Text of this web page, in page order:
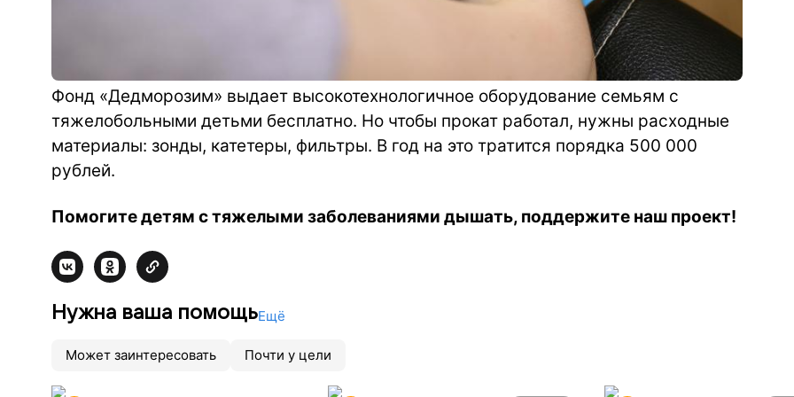
Фонд «Дедморозим» выдает высокотехнологичное оборудование семьям с
тяжелобольными детьми бесплатно. Но чтобы прокат работал, нужны расходные
материалы: зонды, катетеры, фильтры. В год на это тратится порядка 500 000
рублей.
Помогите детям с тяжелыми заболеваниями дышать, поддержите наш проект!
Нужна ваша помощьЕщё
Может заинтересовать Почти у цели